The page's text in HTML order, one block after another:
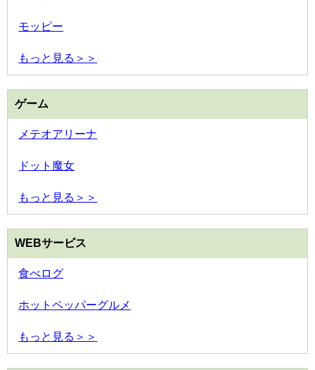
モッピー
もっと見る＞＞
ゲーム
メテオアリーナ
ドット魔女
もっと見る＞＞
WEBサービス
食べログ
ホットペッパーグルメ
もっと見る＞＞